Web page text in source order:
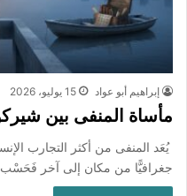
إبراهيم أبو عواد 15 يوليو، 2026
مأساة المنفى بين
يُعَد المنفى من أكثر التجارب
جغرافيًّا من مكان إلى آخر فَحَسْب،